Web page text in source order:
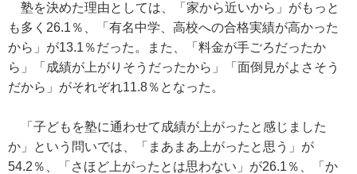
塾を決めた理由としては、「家から近いから」がもっと
も多く26.1％、「有名中学、高校への合格実績が高かった
から」が13.1％だった。また、「料金が手ごろだったか
ら」「成績が上がりそうだったから」「面倒見がよさそう
だから」がそれぞれ11.8％となった。
「子どもを塾に通わせて成績が上がったと感じました
か」という問いでは、「まあまあ上がったと思う」が
54.2％、「さほど上がったとは思わない」が26.1％、「か